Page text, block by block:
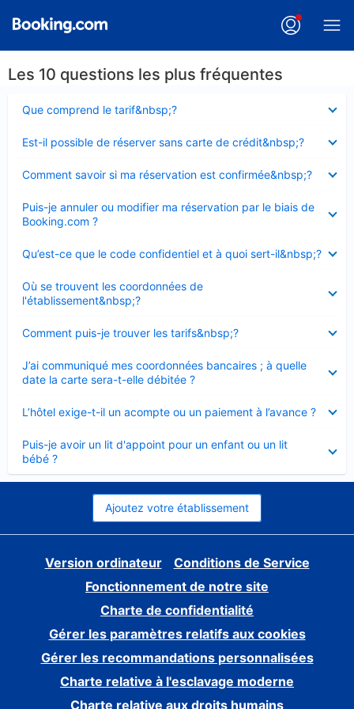
Les 10 questions les plus fréquentes
Que comprend le tarif&nbsp;?
fermé
Est-il possible de réserver sans carte de crédit&nbsp;?
fermé
Comment savoir si ma réservation est confirmée&nbsp;?
fermé
Puis-je annuler ou modifier ma réservation par le biais de
Booking.com ?
fermé
Qu’est-ce que le code confidentiel et à quoi sert-il&nbsp;?
fermé
Où se trouvent les coordonnées de
l'établissement&nbsp;?
fermé
Comment puis-je trouver les tarifs&nbsp;?
fermé
J’ai communiqué mes coordonnées bancaires ; à quelle
date la carte sera-t-elle débitée ?
fermé
L’hôtel exige-t-il un acompte ou un paiement à l’avance ?
fermé
Puis-je avoir un lit d'appoint pour un enfant ou un lit
bébé ?
fermé
Ajoutez votre établissement
Version ordinateur
Conditions de Service
Fonctionnement de notre site
Charte de confidentialité
Gérer les paramètres relatifs aux cookies
Gérer les recommandations personnalisées
Charte relative à l'esclavage moderne
Charte relative aux droits humains